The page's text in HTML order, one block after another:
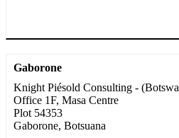
Gaborone
Knight Piésold Consulting -
Office 1F, Masa Centre
Plot 54353
Gaborone, Botsuana